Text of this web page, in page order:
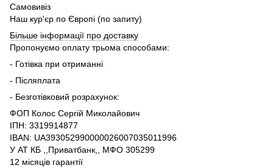
Самовивіз
Наш кур'єр по Європі (по запиту)
Більше інформації про доставку
Пропонуємо оплату трьома способами:
- Готівка при отриманні
- Післяплата
- Безготівковий розрахунок:
ФОП Колос Сергій Миколайович
ІПН: 3319914877
IBAN: UA393052990000026007035011996
У АТ КБ ,,Приватбанк,, МФО 305299
12 місяців гарантії